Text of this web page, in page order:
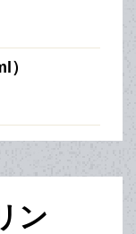
）
ン